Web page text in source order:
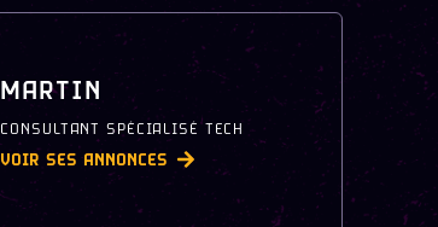
MARTIN
CONSULTANT SPÉCIALISÉ TECH
VOIR SES ANNONCES